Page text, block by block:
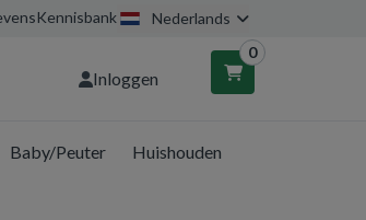
Kennisbank Nederlands
Inloggen
0
Baby/Peuter Huishouden